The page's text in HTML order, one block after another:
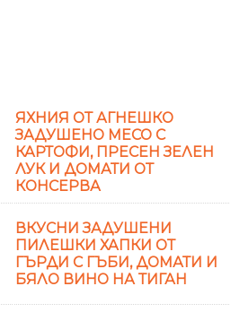
ЯХНИЯ ОТ АГНЕШКО
ЗАДУШЕНО МЕСО С
КАРТОФИ, ПРЕСЕН ЗЕЛЕН
ЛУК И ДОМАТИ ОТ
КОНСЕРВА
ВКУСНИ ЗАДУШЕНИ
ПИЛЕШКИ ХАПКИ ОТ
ГЪРДИ С ГЪБИ, ДОМАТИ И
БЯЛО ВИНО НА ТИГАН